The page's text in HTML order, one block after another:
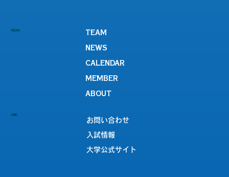
MENU
TEAM
NEWS
CALENDAR
MEMBER
ABOUT
LINK
お問い合わせ
入試情報
大学公式サイト